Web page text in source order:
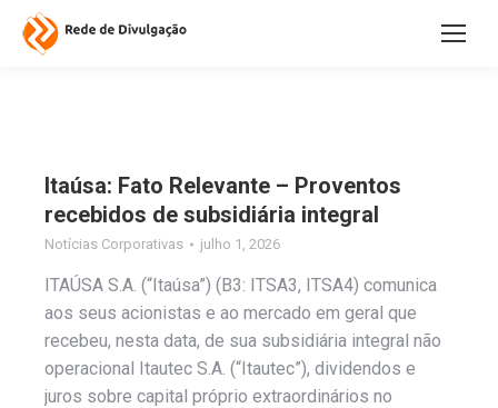
Itaúsa: Fato Relevante – Proventos
recebidos de subsidiária integral
Notícias Corporativas julho 1, 2026
ITAÚSA S.A. (“Itaúsa”) (B3: ITSA3, ITSA4) comunica
aos seus acionistas e ao mercado em geral que
recebeu, nesta data, de sua subsidiária integral não
operacional Itautec S.A. (“Itautec”), dividendos e
juros sobre capital próprio extraordinários no